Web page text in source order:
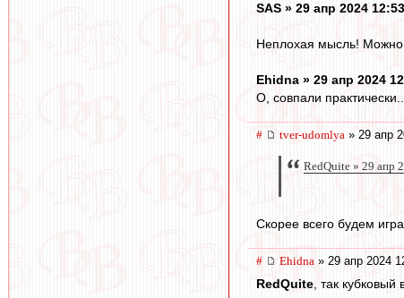
SAS » 29 апр 2024 12:53
Неплохая мысль! Можно
Ehidna » 29 апр 2024
О, совпали
# tver-udomlya » 29 апр
RedQuite » 29 апр
Скорее всего будем
# Ehidna » 29 апр 2024
RedQuite, так